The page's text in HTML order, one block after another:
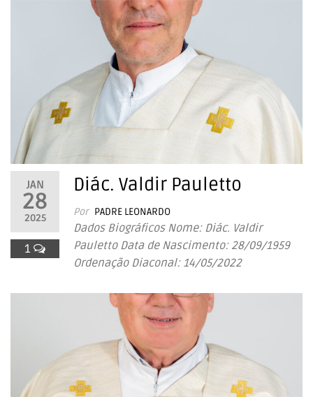
JAN
28
2025
1
Diác. Valdir Pauletto
Por PADRE LEONARDO
Dados Biográficos Nome: Diác. Valdir
Pauletto Data de Nascimento: 28/09/1959
Ordenação Diaconal: 14/05/2022